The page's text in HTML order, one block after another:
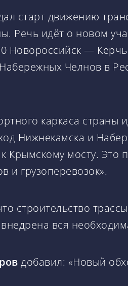
старт движению
Речь идёт о новом
—
Челнов в
каркаса страны
Нижнекамска и
мосту. Это
и грузоперевозок».
строительство
вся
добавил: «Новый